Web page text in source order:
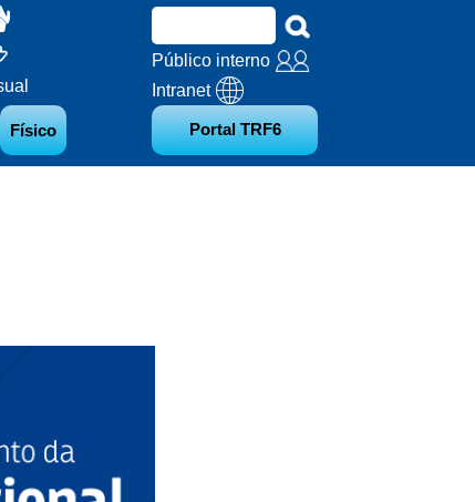
Físico
Público interno
Intranet
Portal TRF6